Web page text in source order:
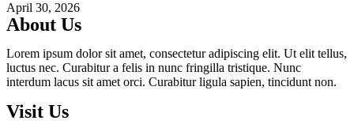
April 30, 2026
About Us
Lorem ipsum dolor sit amet, consectetur adipiscing elit. Ut elit tellus,
luctus nec. Curabitur a felis in nunc fringilla tristique. Nunc
interdum lacus sit amet orci. Curabitur ligula sapien, tincidunt non.
Visit Us